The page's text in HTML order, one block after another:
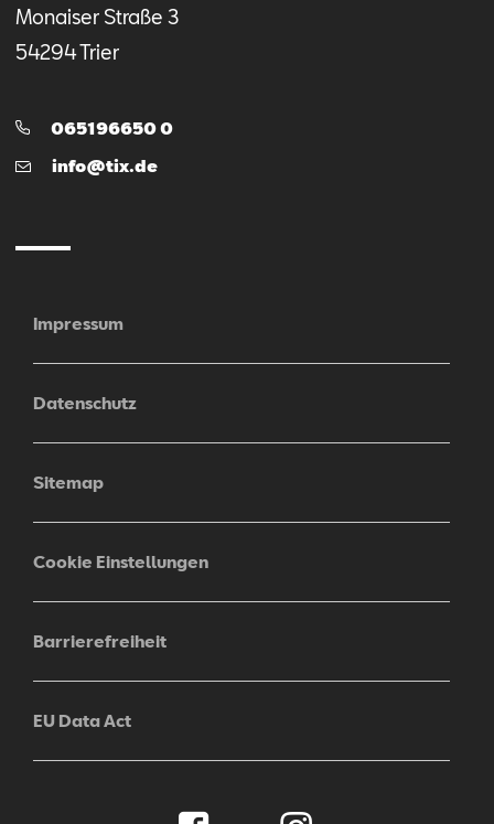
Monaiser Straße 3
54294Trier
Telefon:
065196650 0
E-
info@tix.de
Impressum
Datenschutz
Sitemap
Cookie Einstellungen
Barrierefreiheit
EU Data Act